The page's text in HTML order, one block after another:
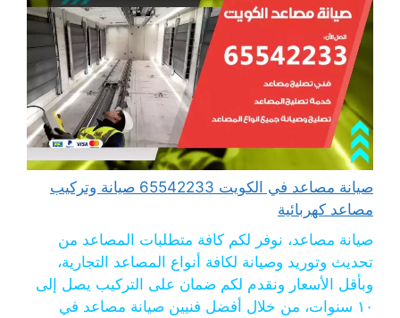
صيانة مصاعد في الكويت 65542233 صيانة وتركيب
مصاعد كهربائية
صيانة مصاعد، نوفر لكم كافة متطلبات المصاعد من
تحديث وتوريد وصيانة لكافة أنواع المصاعد التجارية،
وبأقل الأسعار ونقدم لكم ضمان على التركيب يصل إلى
١٠ سنوات، من خلال أفضل فنيين صيانة مصاعد في